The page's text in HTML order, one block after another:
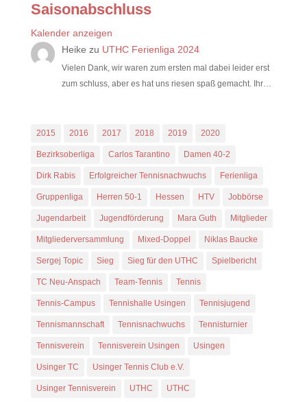
Saisonabschluss
Kalender anzeigen
Heike zu UTHC Ferienliga 2024
Vielen Dank, wir waren zum ersten mal dabei leider erst
zum schluss, aber es hat uns riesen spaß gemacht. Ihr…
2015 2016 2017 2018 2019 2020
Bezirksoberliga Carlos Tarantino Damen 40-2
Dirk Rabis Erfolgreicher Tennisnachwuchs Ferienliga
Gruppenliga Herren 50-1 Hessen HTV Jobbörse
Jugendarbeit Jugendförderung Mara Guth Mitglieder
Mitgliederversammlung Mixed-Doppel Niklas Baucke
Sergej Topic Sieg Sieg für den UTHC Spielbericht
TC Neu-Anspach Team-Tennis Tennis
Tennis-Campus Tennishalle Usingen Tennisjugend
Tennismannschaft Tennisnachwuchs Tennisturnier
Tennisverein Tennisverein Usingen Usingen
Usinger TC Usinger Tennis Club e.V.
Usinger Tennisverein UTHC UTHC